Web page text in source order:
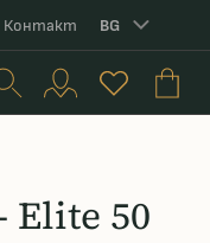
Контакт BG
Elite 50